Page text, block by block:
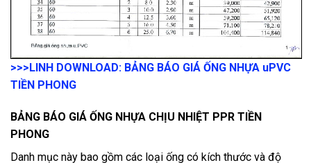
>>>LINH DOWNLOAD: BẢNG BÁO GIÁ ỐNG NHỰA uPVC
TIỀN PHONG
BẢNG BÁO GIÁ ỐNG NHỰA CHỊU NHIỆT PPR TIỀN
PHONG
Danh mục này bao gồm các loại ống có kích thước và độ